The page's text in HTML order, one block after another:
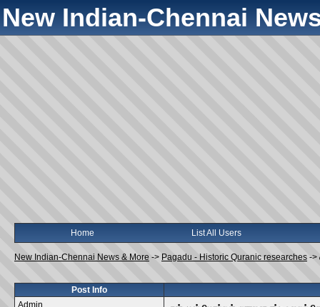
New Indian-Chennai
Home List All Users
New Indian-Chennai News & More -> Pagadu - Historic Quranic researches ->
Post Info
Admin